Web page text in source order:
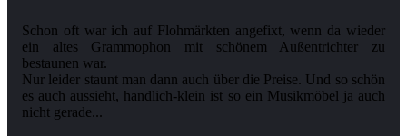
Schon oft war ich auf Flohmärkten angefixt, wenn da wieder
ein altes Grammophon mit schönem Außentrichter zu
bestaunen war.
Nur leider staunt man dann auch über die Preise. Und so schön
es auch aussieht, handlich-klein ist so ein Musikmöbel ja auch
nicht gerade...